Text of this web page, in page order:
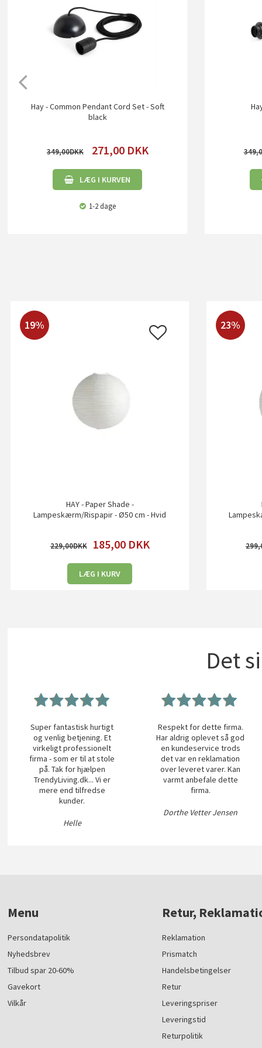
Hay - Common Pendant Cord Set - Soft
black
349,00 271,00 DKK
LÆG I KURVEN
1-2 dage
19%
HAY - Paper Shade -
Lampeskærm/Rispapir - Ø50 cm - Hvid
229,00 185,00 DKK
LÆG I KURV
23%
Det
Super fantastisk hurtigt
og venlig betjening. Et
virkeligt professionelt
firma - som er til at stole
på. Tak for hjælpen
TrendyLiving.dk... Vi er
mere end tilfredse
kunder.
Helle
Respekt for dette firma.
Har aldrig oplevet så god
en kundeservice trods
det var en reklamation
over leveret varer. Kan
varmt anbefale dette
firma.
Dorthe Vetter Jensen
Menu
Persondatapolitik
Nyhedsbrev
Tilbud spar 20-60%
Gavekort
Vilkår
Retur,
Reklamation
Prismatch
Handelsbetingelser
Retur
Leveringspriser
Leveringstid
Returpolitik